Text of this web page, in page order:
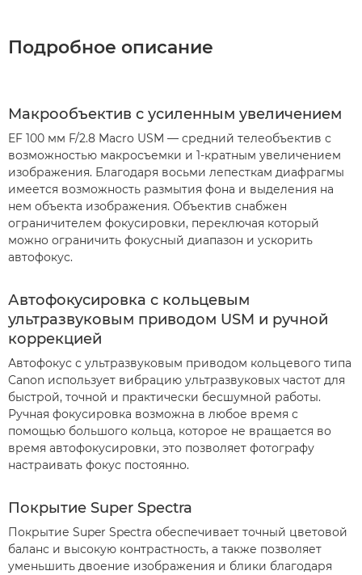
Подробное описание
Макрообъектив с усиленным увеличением
EF 100 мм F/2.8 Macro USM — средний телеобъектив с
возможностью макросъемки и 1-кратным увеличением
изображения. Благодаря восьми лепесткам диафрагмы
имеется возможность размытия фона и выделения на
нем объекта изображения. Объектив снабжен
ограничителем фокусировки, переключая который
можно ограничить фокусный диапазон и ускорить
автофокус.
Автофокусировка с кольцевым
ультразвуковым приводом USM и ручной
коррекцией
Автофокус с ультразвуковым приводом кольцевого типа
Canon использует вибрацию ультразвуковых частот для
быстрой, точной и практически бесшумной работы.
Ручная фокусировка возможна в любое время с
помощью большого кольца, которое не вращается во
время автофокусировки, это позволяет фотографу
настраивать фокус постоянно.
Покрытие Super Spectra
Покрытие Super Spectra обеспечивает точный цветовой
баланс и высокую контрастность, а также позволяет
уменьшить двоение изображения и блики благодаря